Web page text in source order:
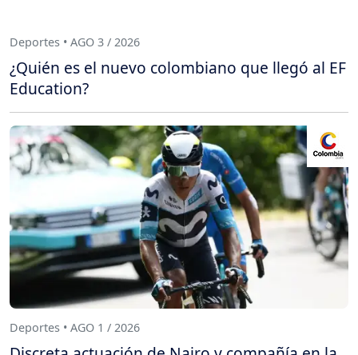
Deportes • AGO 3 / 2026
¿Quién es el nuevo colombiano que llegó al EF
Education?
Deportes • AGO 1 / 2026